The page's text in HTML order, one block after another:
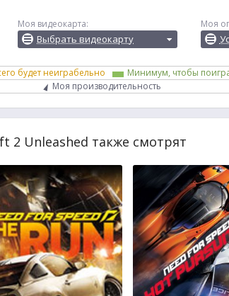
Моя видеокарта:
Выбрать видеокарту
Моя
будет неиграбельно Минимум, чтобы
Моя производительность
2 Unleashed также смотрят